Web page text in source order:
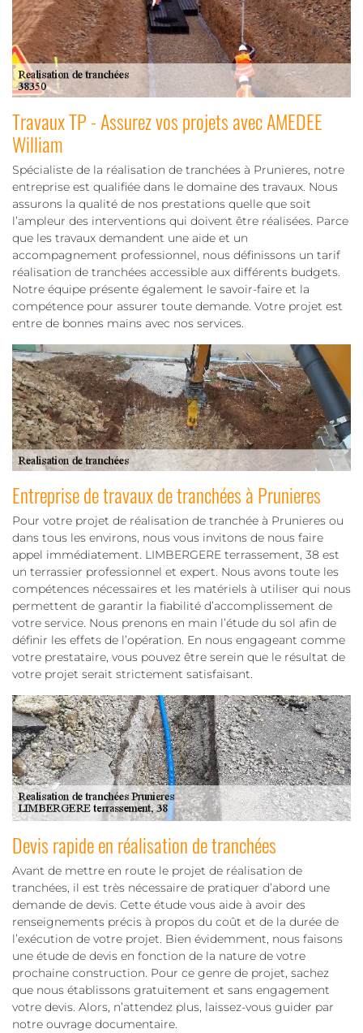
Travaux TP - Assurez vos projets avec AMEDEE
William
Spécialiste de la réalisation de tranchées à Prunieres, notre
entreprise est qualifiée dans le domaine des travaux. Nous
assurons la qualité de nos prestations quelle que soit
l’ampleur des interventions qui doivent être réalisées. Parce
que les travaux demandent une aide et un
accompagnement professionnel, nous définissons un tarif
réalisation de tranchées accessible aux différents budgets.
Notre équipe présente également le savoir-faire et la
compétence pour assurer toute demande. Votre projet est
entre de bonnes mains avec nos services.
Entreprise de travaux de tranchées à Prunieres
Pour votre projet de réalisation de tranchée à Prunieres ou
dans tous les environs, nous vous invitons de nous faire
appel immédiatement. LIMBERGERE terrassement, 38 est
un terrassier professionnel et expert. Nous avons toute les
compétences nécessaires et les matériels à utiliser qui nous
permettent de garantir la fiabilité d’accomplissement de
votre service. Nous prenons en main l’étude du sol afin de
définir les effets de l’opération. En nous engageant comme
votre prestataire, vous pouvez être serein que le résultat de
votre projet serait strictement satisfaisant.
Devis rapide en réalisation de tranchées
Avant de mettre en route le projet de réalisation de
tranchées, il est très nécessaire de pratiquer d’abord une
demande de devis. Cette étude vous aide à avoir des
renseignements précis à propos du coût et de la durée de
l’exécution de votre projet. Bien évidemment, nous faisons
une étude de devis en fonction de la nature de votre
prochaine construction. Pour ce genre de projet, sachez
que nous établissons gratuitement et sans engagement
votre devis. Alors, n’attendez plus, laissez-vous guider par
notre ouvrage documentaire.